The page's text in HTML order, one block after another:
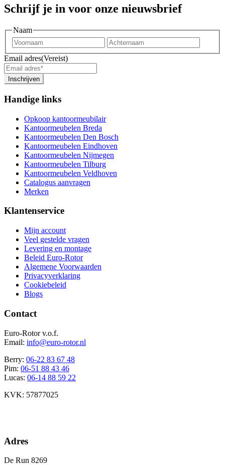
Schrijf je in voor onze nieuwsbrief
Naam
Voornaam
Email adres(Vereist)
Inschrijven
Handige links
Opkoop kantoormeubilair
Kantoormeubelen Breda
Kantoormeubelen Den Bosch
Kantoormeubelen Eindhoven
Kantoormeubelen Nijmegen
Kantoormeubelen Tilburg
Kantoormeubelen Veldhoven
Catalogus aanvragen
Merken
Klantenservice
Mijn account
Veel gestelde vragen
Levering en montage
Beleid Euro-Rotor
Algemene Voorwaarden
Privacyverklaring
Cookiebeleid
Blogs
Contact
Euro-Rotor v.o.f.
Email: info@euro-rotor.nl
Berry: 06-22 83 67 48
Pim: 06-51 88 43 46
Lucas: 06-14 88 59 22
KVK: 57877025
Adres
De Run 8269